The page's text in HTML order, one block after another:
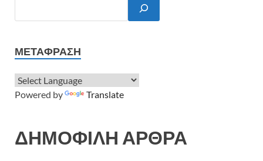
ΜΕΤΆΦΡΑΣΗ
Powered by Translate
ΔΗΜΟΦΙΛΗ ΑΡΘΡΑ